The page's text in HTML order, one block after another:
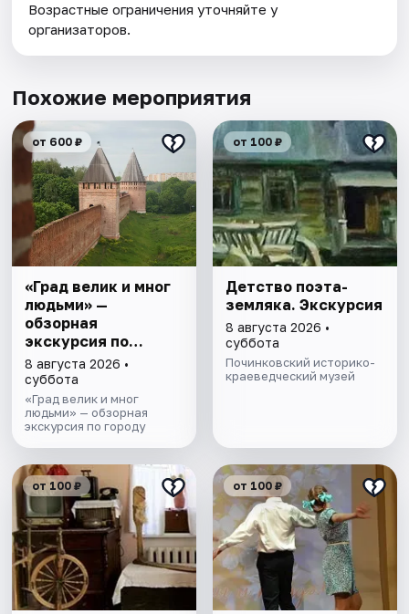
Возрастные ограничения уточняйте у
организаторов.
Похожие мероприятия
от 600 ₽
«Град велик и мног
людьми» —
обзорная
экскурсия по
Смоленску
8 августа 2026 •
суббота
«Град велик и мног
людьми» — обзорная
экскурсия по городу
от 100 ₽
Детство поэта-
земляка. Экскурсия
8 августа 2026 •
суббота
Починковский историко-
краеведческий музей
от 100 ₽ от 100 ₽